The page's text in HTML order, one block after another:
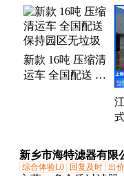
厨垃圾车、环卫车
扫车、专用汽车
新款 16吨 压缩清
运车 全国配送 保
新乡市海特滤器有限
综合体验L0 回复及时 出